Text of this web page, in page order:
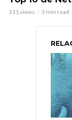
111 views 3 min read